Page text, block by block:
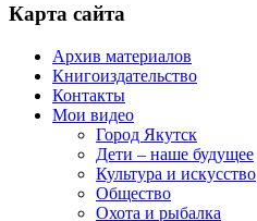
Карта сайта
Архив материалов
Книгоиздательство
Контакты
Мои видео
Город Якутск
Дети – наше будущее
Культура и искусство
Общество
Охота и рыбалка